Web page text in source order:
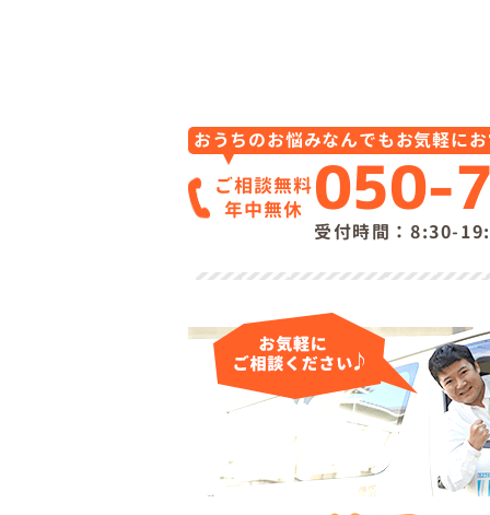
おうちのお悩みなんでもお気軽に
ご相談無料
年中無休 050-
受付時間：8:30-